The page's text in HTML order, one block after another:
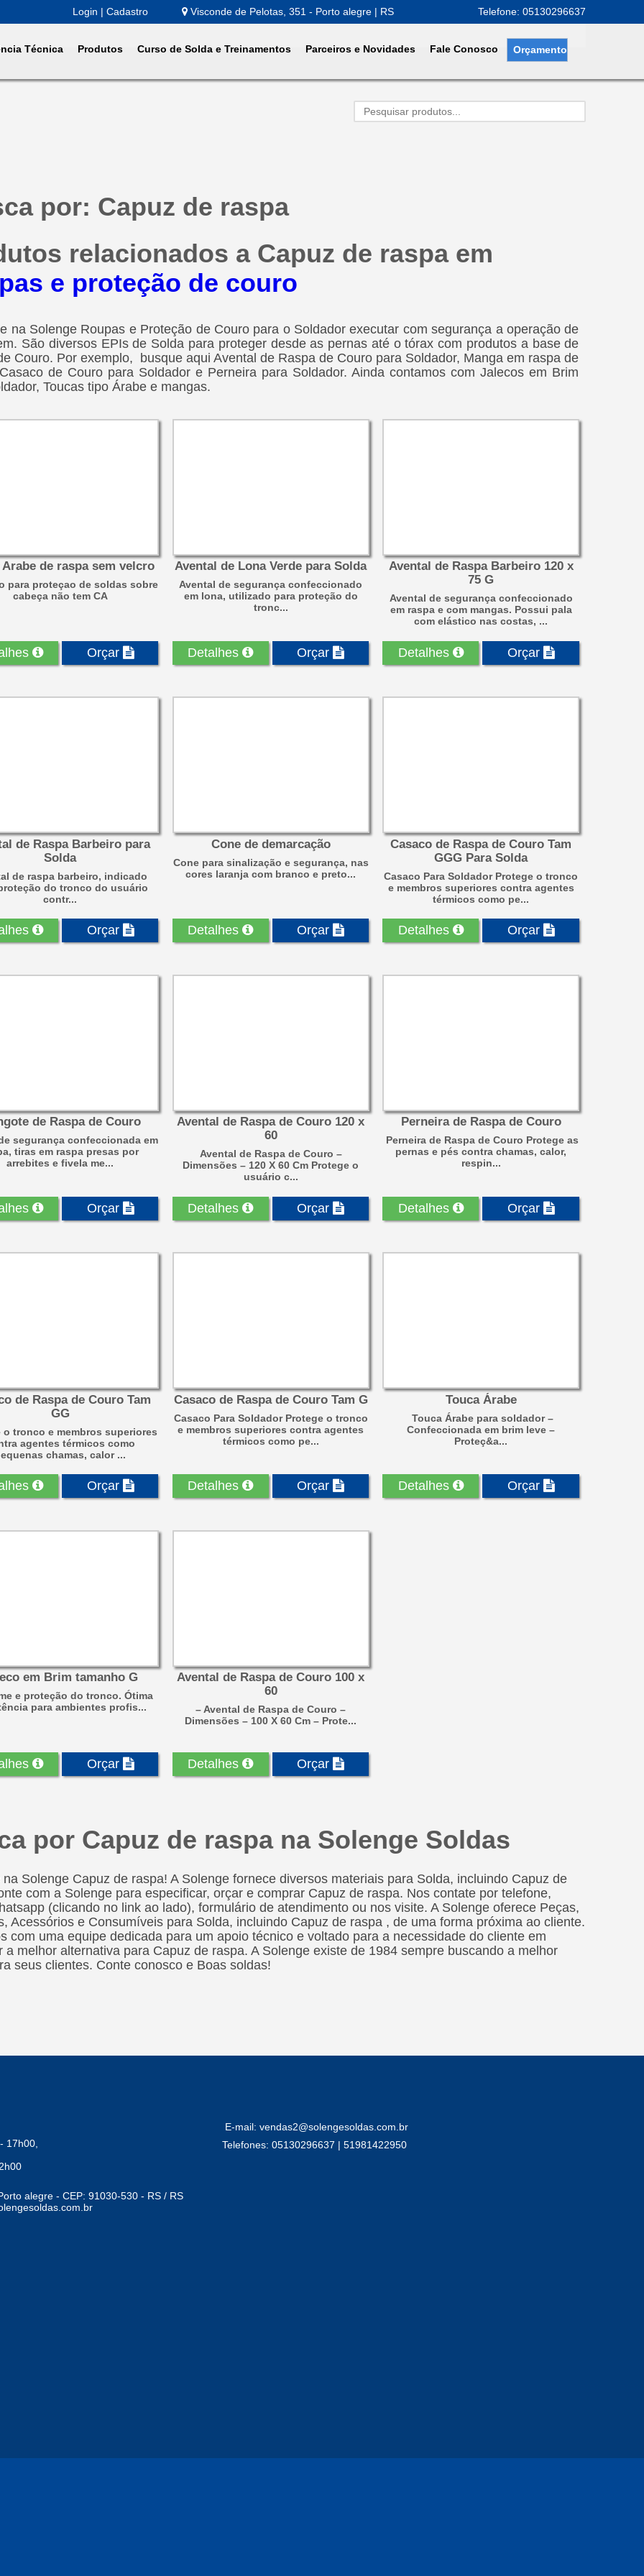
Login | Cadastro Visconde de Pelotas, 351 - Porto alegre | RS Telefone: 05130296637
Técnica Produtos Curso de Solda e Treinamentos Parceiros e Novidades Fale Conosco Orçamento
por: Capuz de raspa
relacionados a Capuz de raspa em
e proteção de couro
na Solenge Roupas e Proteção de Couro para o Soldador executar com segurança a operação de
São diversos EPIs de Solda para proteger desde as pernas até o tórax com produtos a base de
Couro. Por exemplo, busque aqui Avental de Raspa de Couro para Soldador, Manga em raspa de
de Couro para Soldador e Perneira para Soldador. Ainda contamos com Jalecos em Brim
Toucas tipo Árabe e mangas.
Arabe de raspa sem velcro
para proteçao de soldas sobre
cabeça não tem CA
Orçar
Avental de Lona Verde para Solda
Avental de segurança confeccionado
em lona, utilizado para proteção do
tronc...
Detalhes Orçar
Avental de Raspa Barbeiro 120 x
75 G
Avental de segurança confeccionado
em raspa e com mangas. Possui pala
com elástico nas costas, ...
Detalhes Orçar
de Raspa Barbeiro para
Solda
de raspa barbeiro, indicado
do tronco do usuário
contr...
Orçar
Cone de demarcação
Cone para sinalização e segurança, nas
cores laranja com branco e preto...
Detalhes Orçar
Casaco de Raspa de Couro Tam
GGG Para Solda
Casaco Para Soldador Protege o tronco
e membros superiores contra agentes
térmicos como pe...
Detalhes Orçar
de Raspa de Couro
segurança confeccionada em
tiras em raspa presas por
arrebites e fivela me...
Orçar
Avental de Raspa de Couro 120 x
60
Avental de Raspa de Couro –
Dimensões – 120 X 60 Cm Protege o
usuário c...
Detalhes Orçar
Perneira de Raspa de Couro
Perneira de Raspa de Couro Protege as
pernas e pés contra chamas, calor,
respin...
Detalhes Orçar
de Raspa de Couro Tam
GG
o tronco e membros superiores
agentes térmicos como
chamas, calor ...
Orçar
Casaco de Raspa de Couro Tam G
Casaco Para Soldador Protege o tronco
e membros superiores contra agentes
térmicos como pe...
Detalhes Orçar
Touca Árabe
Touca Árabe para soldador –
Confeccionada em brim leve –
Proteç&a...
Detalhes Orçar
em Brim tamanho G
e proteção do tronco. Ótima
para ambientes profis...
Orçar
Avental de Raspa de Couro 100 x
60
– Avental de Raspa de Couro –
Dimensões – 100 X 60 Cm – Prote...
Detalhes Orçar
por Capuz de raspa na Solenge Soldas
na Solenge Capuz de raspa! A Solenge fornece diversos materiais para Solda, incluindo Capuz de
com a Solenge para especificar, orçar e comprar Capuz de raspa. Nos contate por telefone,
(clicando no link ao lado), formulário de atendimento ou nos visite. A Solenge oferece Peças,
Acessórios e Consumíveis para Solda, incluindo Capuz de raspa , de uma forma próxima ao cliente.
com uma equipe dedicada para um apoio técnico e voltado para a necessidade do cliente em
a melhor alternativa para Capuz de raspa. A Solenge existe de 1984 sempre buscando a melhor
seus clientes. Conte conosco e Boas soldas!
17h00,
alegre - CEP: 91030-530 - RS / RS
E-mail: vendas2@solengesoldas.com.br
Telefones: 05130296637 | 51981422950